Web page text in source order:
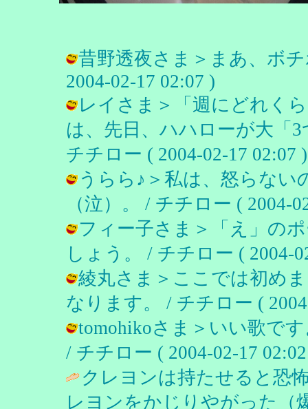
昔野透夜さま＞まあ、ボ
2004-02-17 02:07 )
レイさま＞「週にどれく
は、先日、ハハローが大「
チチロー ( 2004-02-17 02:07 )
うらら♪＞私は、怒らない
（泣）。 / チチロー ( 2004-
フィー子さま＞「え」の
しょう。 / チチロー ( 2004-
綾丸さま＞ここでは初め
なります。 / チチロー (
tomohikoさま＞いい歌で
/ チチロー ( 2004-02-17
クレヨンは持たせると恐
レヨンをかじりやがった（